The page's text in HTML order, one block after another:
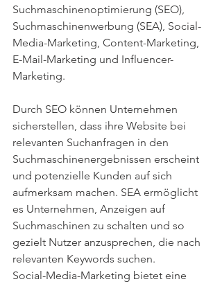
Suchmaschinenoptimierung (SEO),
Suchmaschinenwerbung (SEA), Social-
Media-Marketing, Content-Marketing,
E-Mail-Marketing und Influencer-
Marketing.
Durch SEO können Unternehmen
sicherstellen, dass ihre Website bei
relevanten Suchanfragen in den
Suchmaschinenergebnissen erscheint
und potenzielle Kunden auf sich
aufmerksam machen. SEA ermöglicht
es Unternehmen, Anzeigen auf
Suchmaschinen zu schalten und so
gezielt Nutzer anzusprechen, die nach
relevanten Keywords suchen.
Social-Media-Marketing bietet eine